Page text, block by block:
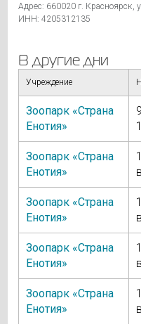
Адрес: 660020 г. Красноярск,
ИНН: 4205312135
В другие дни
Учреждение
Зоопарк «Страна
Енотия»
Зоопарк «Страна
Енотия»
Зоопарк «Страна
Енотия»
Зоопарк «Страна
Енотия»
Зоопарк «Страна
Енотия»